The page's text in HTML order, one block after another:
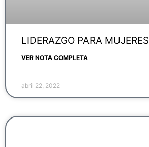
LIDERAZGO PARA MUJERES
VER NOTA COMPLETA
abril 22, 2022